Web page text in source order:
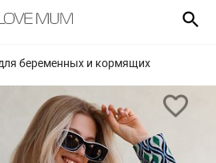
беременных и кормящих